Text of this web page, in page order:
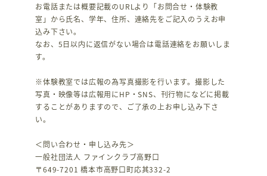
お電話または概要記載のURLより「お問合せ・体験教
室」から氏名、学年、住所、連絡先をご記入のうえお申
込み下さい。
なお、5日以内に返信がない場合は電話連絡をお願いしま
す。
※体験教室では広報の為写真撮影を行います。撮影した
写真・映像等は広報用にHP・SNS、刊行物になどに掲載
することがありますので、ご了承の上お申し込み下さ
い。
＜問い合わせ・申し込み先＞
一般社団法人 ファインクラブ高野口
〒649-7201 橋本市高野口町応其332-2